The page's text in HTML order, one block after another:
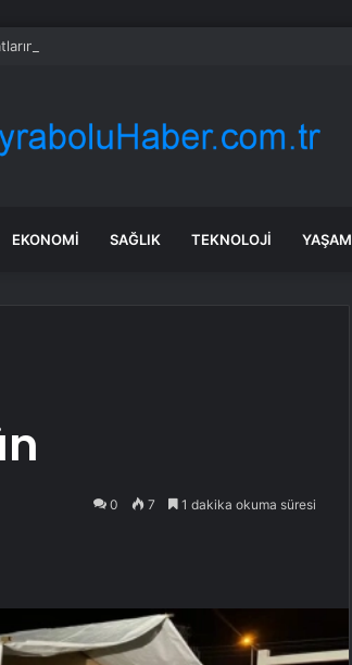
Ödül
EKONOMI SAĞLIK TEKNOLOJI YAŞAM
0 7 1 dakika okuma süresi